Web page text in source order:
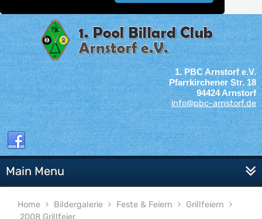
1. PBC Arnstorf e.V.
Pfarrkirchener Str. 18
94424 Arnstorf
info@pbc-arnstorf.de
Main Menu
Home Bildergalerie Feste & Feiern
Grillfeiern
2008 Grillfeier